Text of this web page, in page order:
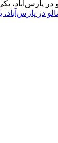
در